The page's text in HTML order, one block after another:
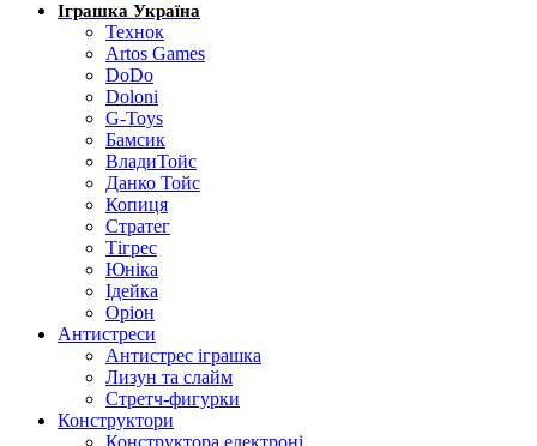
Іграшка Україна
Технок
Artos Games
DoDo
Doloni
G-Toys
Бамсик
ВладиТойс
Данко Тойс
Копиця
Стратег
Тігрес
Юніка
Ідейка
Оріон
Антистреси
Антистрес іграшка
Лизун та слайм
Стретч-фигурки
Конструктори
Конструктора електроні